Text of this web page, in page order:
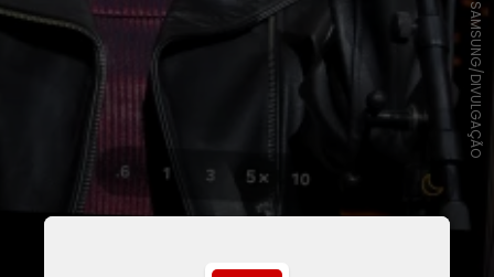
SAMSUNG/DIVULGAÇÃO